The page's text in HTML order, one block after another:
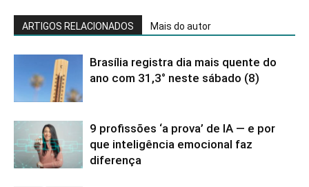
ARTIGOS RELACIONADOS Mais do autor
Brasília registra dia mais quente do
ano com 31,3° neste sábado (8)
9 profissões ‘a prova’ de IA — e por
que inteligência emocional faz
diferença